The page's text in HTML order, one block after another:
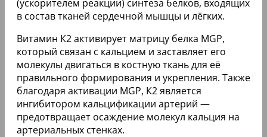
(ускорителем реакции) синтеза белков, входящих
в состав тканей сердечной мышцы и лёгких.
Витамин К2 активирует матрицу белка MGP,
который связан с кальцием и заставляет его
молекулы двигаться в костную ткань для её
правильного формирования и укрепления. Также
благодаря активации MGP, К2 является
ингибитором кальцификации артерий —
предотвращает осаждение молекул кальция на
артериальных стенках.